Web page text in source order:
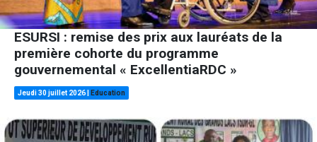
ESURSI : remise des prix aux lauréats de la
première cohorte du programme
gouvernemental « ExcellentiaRDC »
Jeudi 30 juillet 2026 Education